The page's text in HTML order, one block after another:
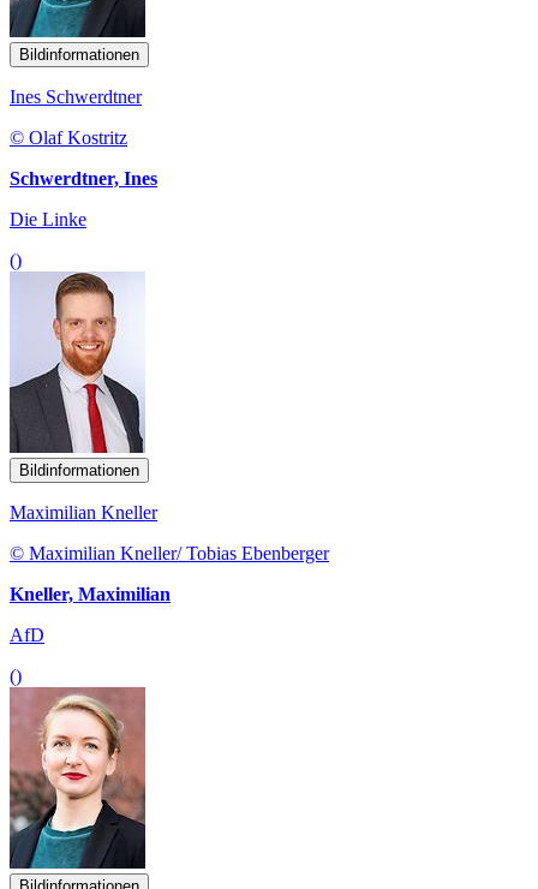
Bildinformationen
Ines Schwerdtner
© Olaf Kostritz
Schwerdtner, Ines
Die Linke
()
Bildinformationen
Maximilian Kneller
© Maximilian Kneller/ Tobias Ebenberger
Kneller, Maximilian
AfD
()